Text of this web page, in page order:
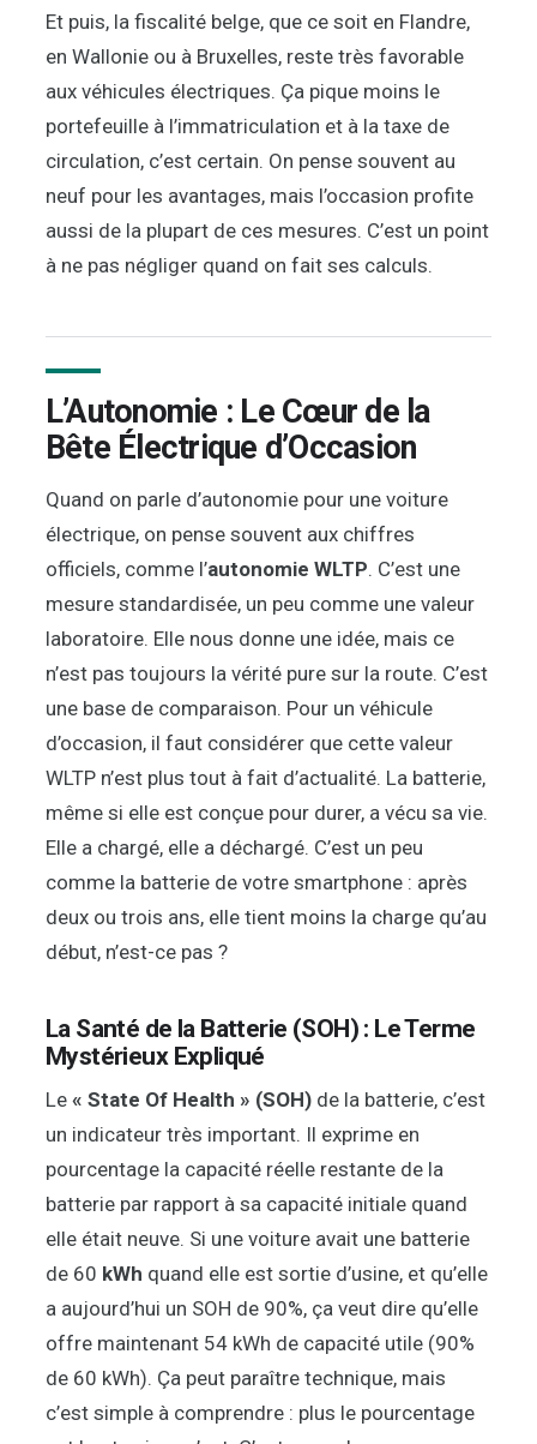
Et puis, la fiscalité belge, que ce soit en Flandre,
en Wallonie ou à Bruxelles, reste très favorable
aux véhicules électriques. Ça pique moins le
portefeuille à l’immatriculation et à la taxe de
circulation, c’est certain. On pense souvent au
neuf pour les avantages, mais l’occasion profite
aussi de la plupart de ces mesures. C’est un point
à ne pas négliger quand on fait ses calculs.
L’Autonomie : Le Cœur de la
Bête Électrique d’Occasion
Quand on parle d’autonomie pour une voiture
électrique, on pense souvent aux chiffres
officiels, comme l’autonomie WLTP. C’est une
mesure standardisée, un peu comme une valeur
laboratoire. Elle nous donne une idée, mais ce
n’est pas toujours la vérité pure sur la route. C’est
une base de comparaison. Pour un véhicule
d’occasion, il faut considérer que cette valeur
WLTP n’est plus tout à fait d’actualité. La batterie,
même si elle est conçue pour durer, a vécu sa vie.
Elle a chargé, elle a déchargé. C’est un peu
comme la batterie de votre smartphone : après
deux ou trois ans, elle tient moins la charge qu’au
début, n’est-ce pas ?
La Santé de la Batterie (SOH) : Le Terme
Mystérieux Expliqué
Le « State Of Health » (SOH) de la batterie, c’est
un indicateur très important. Il exprime en
pourcentage la capacité réelle restante de la
batterie par rapport à sa capacité initiale quand
elle était neuve. Si une voiture avait une batterie
de 60 kWh quand elle est sortie d’usine, et qu’elle
a aujourd’hui un SOH de 90%, ça veut dire qu’elle
offre maintenant 54 kWh de capacité utile (90%
de 60 kWh). Ça peut paraître technique, mais
c’est simple à comprendre : plus le pourcentage